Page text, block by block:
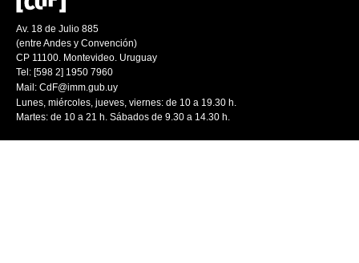
Av. 18 de Julio 885
(entre Andes y Convención)
CP 11100. Montevideo. Uruguay
Tel: [598 2] 1950 7960
Mail: CdF@imm.gub.uy
Lunes, miércoles, jueves, viernes: de 10 a 19.30 h.
Martes: de 10 a 21 h. Sábados de 9.30 a 14.30 h.